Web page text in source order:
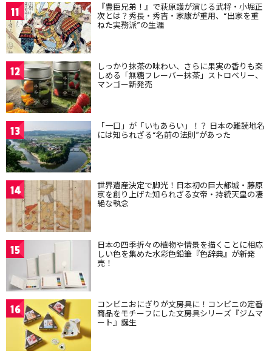
11 『豊臣兄弟！』で萩原護が演じる武将・小堀正
次とは？秀長・秀吉・家康が重用、“出家を重
ねた実務派”の生涯
12 しっかり抹茶の味わい、さらに果実の香りも楽
しめる「無糖フレーバー抹茶」ストロベリー、
マンゴー新発売
13 「一口」が「いもあらい」！？ 日本の難読地名
には知られざる“名前の法則”があった
14 世界遺産決定で脚光！日本初の巨大都城・藤原
京を創り上げた知られざる女帝・持統天皇の凄
絶な執念
15 日本の四季折々の植物や情景を描くことに相応
しい色を集めた水彩色鉛筆『色辞典』が新発
売！
16 コンビニおにぎりが文房具に！コンビニの定番
商品をモチーフにした文房具シリーズ『ジムマ
ート』誕生